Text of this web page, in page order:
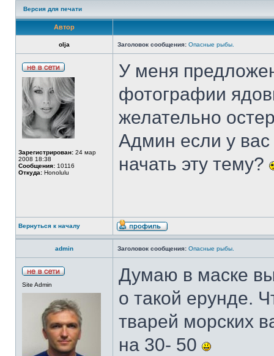
Версия для печати
Автор
olja Заголовок сообщения: Опасные рыбы.
Зарегистрирован: 24 мар
2008 18:38
Сообщения: 10116
Откуда: Honolulu
У меня
фотографии
желательно
Админ если у вас
начать эту тему?
Вернуться к началу
admin Заголовок сообщения: Опасные рыбы.
Site Admin
Думаю в маске
о такой ерунде.
тварей морских
на 30- 50